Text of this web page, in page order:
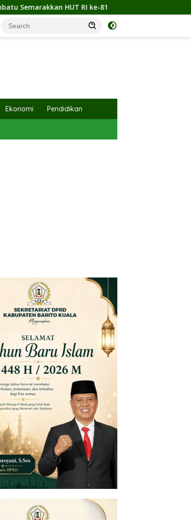
Sambut HUT ke-81 RI, Polsek Serang Baru
Ekonomi Pendidikan